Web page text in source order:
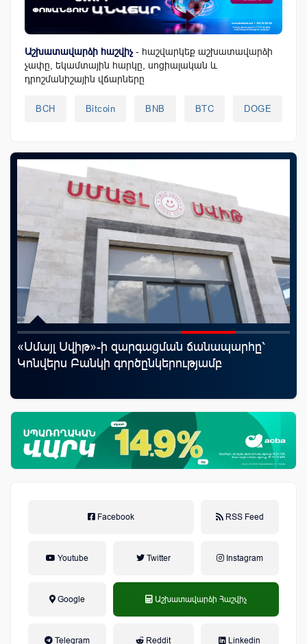
Աշխատավարձի հաշվիչ - հաշվարկեք աշխատավարձի
չափը, եկամտային հարկը, սոցիալական և
դրոշմանիշային վճարները
BCH Bitcoin BNB BTC DOGE
«Սմայլ Սվիթ»-ի զարգացման ճանապարհը՝
Կոնվերս Բանկի գործընկերությամբ
Facebook RSS Feed
Youtube Twitter Instagram
Google Աշխատավարձի Հաշվիչ
Telegram
Reddit Linkedin